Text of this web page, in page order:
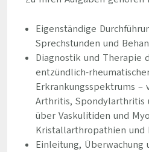
Eigenständige
Sprechstunden und
Diagnostik und Therapie
entzündlich-
Erkrankungsspektrums –
Arthritis, Spondylarthritis
über Vaskulitiden und
Kristallarthropathien und
Einleitung, Überwachung